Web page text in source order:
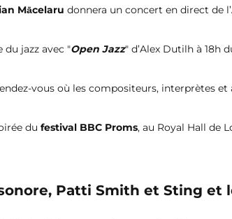
Mācelaru donnera un concert en direct de
du jazz avec "Open Jazz" d’Alex Dutilh à 18h
vous où les compositeurs, interprètes
du festival BBC Proms, au Royal Hall de
Patti Smith et Sting et